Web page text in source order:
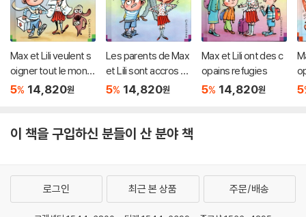
Max et Lili veulent s
oigner tout le mond
e
5% 14,820원
Les parents de Max
et Lili sont accros au
portable
5% 14,820원
Max et Lili ont des c
opains refugies
5% 14,820원 5
이 책을 구입하신 분들이 산 분야 책
로그인 최근 본 상품 주문/배송